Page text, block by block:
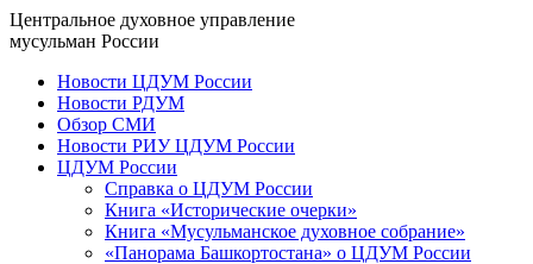
Центральное духовное управление
мусульман России
Новости ЦДУМ России
Новости РДУМ
Обзор СМИ
Новости РИУ ЦДУМ России
ЦДУМ России
Справка о ЦДУМ России
Книга «Исторические очерки»
Книга «Мусульманское духовное собрание»
«Панорама Башкортостана» о ЦДУМ России